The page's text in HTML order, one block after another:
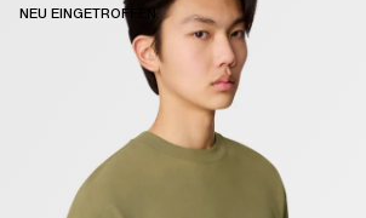
NEU EINGETROFFEN